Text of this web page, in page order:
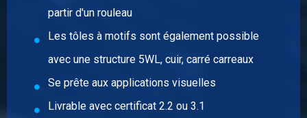
partir d'un rouleau
Les tôles à motifs sont également possible
avec une structure 5WL, cuir, carré carreaux
Se prête aux applications visuelles
Livrable avec certificat 2.2 ou 3.1